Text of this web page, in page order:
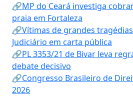
🔗MP do Ceará investiga
praia em Fortaleza
🔗Vítimas de grandes
Judiciário em carta pública
🔗PL 3353/21 de Bivar leva
debate decisivo
🔗Congresso Brasileiro de
2026